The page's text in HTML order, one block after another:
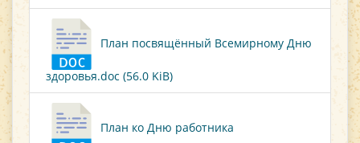
План посвящённый Всемирному Дню
здоровья.doc (56.0 KiB)
План ко Дню работника